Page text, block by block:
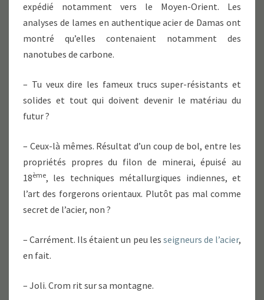
expédié notamment vers le Moyen-Orient. Les
analyses de lames en authentique acier de Damas ont
montré qu’elles contenaient notamment des
nanotubes de carbone.
– Tu veux dire les fameux trucs super-résistants et
solides et tout qui doivent devenir le matériau du
futur ?
– Ceux-là mêmes. Résultat d’un coup de bol, entre les
propriétés propres du filon de minerai, épuisé au
18ème, les techniques métallurgiques indiennes, et
l’art des forgerons orientaux. Plutôt pas mal comme
secret de l’acier, non ?
– Carrément. Ils étaient un peu les seigneurs de l’acier,
en fait.
– Joli. Crom rit sur sa montagne.